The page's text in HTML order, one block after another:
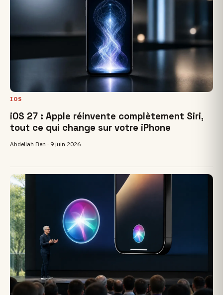
IOS
iOS 27 : Apple réinvente complètement Siri,
tout ce qui change sur votre iPhone
Abdellah Ben · 9 juin 2026